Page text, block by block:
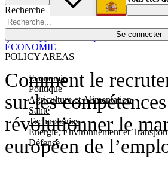
Recherche
Se connecter
POLICY AREAS
Economie
Politique
Agriculture et Alimentation
Santé
Technologies
Energie, Environnement et Transport
Défense
Économie
Español
Comment le
sur les
révolutionner le
européen de
ÉCONOMIE